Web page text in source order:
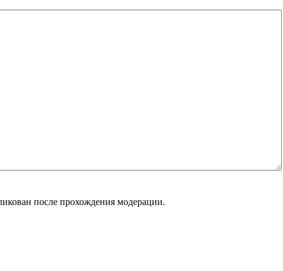
после прохождения модерации.